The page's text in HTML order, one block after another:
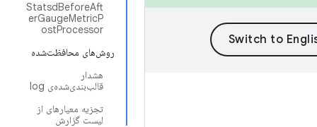
StatsdBeforeAft
erGaugeMetricP
ostProcessor
روش‌های محافظت‌شده
هشدار
قالب‌بندی‌شده‌ی log
تجزیه معیارهای از
لیست گزارش